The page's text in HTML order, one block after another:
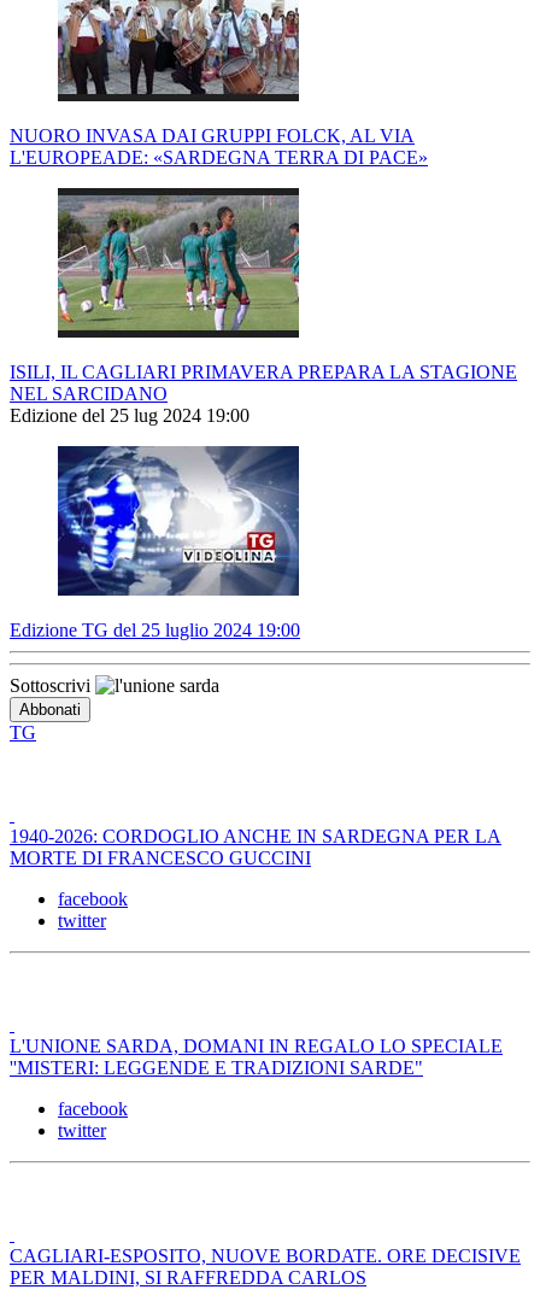
NUORO INVASA DAI GRUPPI FOLCK, AL VIA
L'EUROPEADE: «SARDEGNA TERRA DI PACE»
ISILI, IL CAGLIARI PRIMAVERA PREPARA LA STAGIONE
NEL SARCIDANO
Edizione del 25 lug 2024 19:00
Edizione TG del 25 luglio 2024 19:00
Sottoscrivi
TG
1940-2026: CORDOGLIO ANCHE IN SARDEGNA PER LA
MORTE DI FRANCESCO GUCCINI
facebook
twitter
L'UNIONE SARDA, DOMANI IN REGALO LO SPECIALE
''MISTERI: LEGGENDE E TRADIZIONI SARDE"
facebook
twitter
CAGLIARI-ESPOSITO, NUOVE BORDATE. ORE DECISIVE
PER MALDINI, SI RAFFREDDA CARLOS